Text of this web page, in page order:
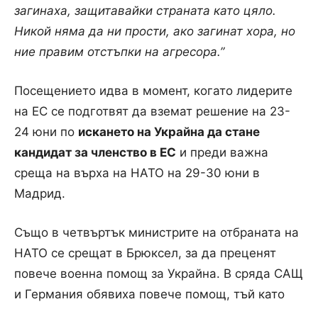
загинаха, защитавайки страната като цяло.
Никой няма да ни прости, ако загинат хора, но
ние правим отстъпки на агресора.”
Посещението идва в момент, когато лидерите
на ЕС се подготвят да вземат решение на 23-
24 юни по искането на Украйна да стане
кандидат за членство в ЕС и преди важна
среща на върха на НАТО на 29-30 юни в
Мадрид.
Също в четвъртък министрите на отбраната на
НАТО се срещат в Брюксел, за да преценят
повече военна помощ за Украйна. В сряда САЩ
и Германия обявиха повече помощ, тъй като